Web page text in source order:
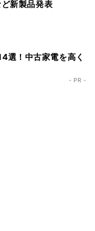
新製品発表
選！中古家電を高く
- PR -